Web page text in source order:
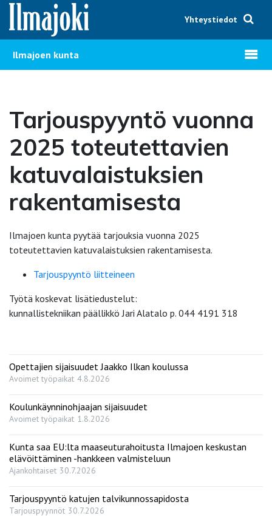
Hyppää sisältöön
Yhteystiedot
Ilmajoen kunta Avaa
Tarjouspyyntö vuonna
2025 toteutettavien
katuvalaistuksien
rakentamisesta
Ilmajoen kunta pyytää tarjouksia vuonna 2025
toteutettavien katuvalaistuksien rakentamisesta.
Tarjouspyyntö liitteineen
Työtä koskevat lisätiedustelut:
kunnallistekniikan päällikkö Jari Alatalo p. 044 4191 318
Opettajien sijaisuudet Jaakko Ilkan koulussa
Avoimet työpaikat 4.8.2026
Koulunkäynninohjaajan sijaisuudet
Avoimet työpaikat 1.8.2026
Kunta saa EU:lta maaseuturahoitusta Ilmajoen keskustan
elävöittäminen -hankkeen valmisteluun
Ajankohtaiset 30.7.2026
Tarjouspyyntö katujen talvikunnossapidosta
Tarjouspyynnöt 30.7.2026